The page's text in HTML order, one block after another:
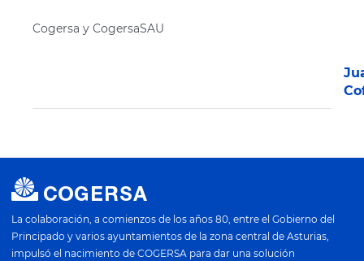
Cogersa y CogersaSAU
La colaboración, a comienzos de los años 80, entre el Gobierno del
Principado y varios ayuntamientos de la zona central de Asturias,
impulsó el nacimiento de COGERSA para dar una solución